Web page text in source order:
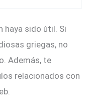
haya sido útil. Si
griegas, no
Además, te
relacionados con